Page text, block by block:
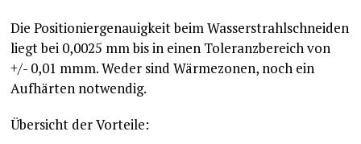
Die Positioniergenauigkeit beim Wasserstrahlschneiden
liegt bei 0,0025 mm bis in einen Toleranzbereich von
+/- 0,01 mmm. Weder sind Wärmezonen, noch ein
Aufhärten notwendig.
Übersicht der Vorteile: